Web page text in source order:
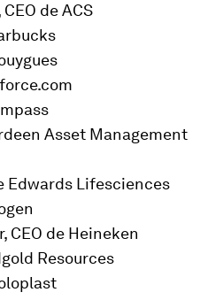
de ACS
Asset Management
Edwards Lifesciences
CEO de Heineken
Resources